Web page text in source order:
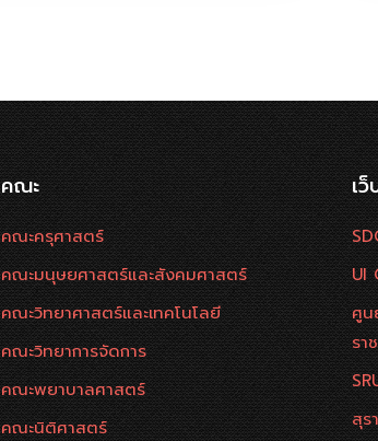
คณะ
คณะครุศาสตร์
คณะมนุษยศาสตร์และสังคมศาสตร์
คณะวิทยาศาสตร์และเทคโนโลยี
คณะวิทยาการจัดการ
คณะพยาบาลศาสตร์
คณะนิติศาสตร์
เ
UI
ศูน
รา
สุร